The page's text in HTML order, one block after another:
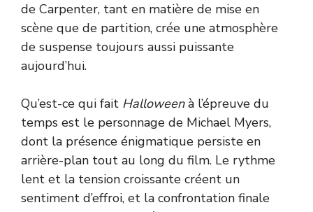
de Carpenter, tant en matière de mise en
scène que de partition, crée une atmosphère
de suspense toujours aussi puissante
aujourd’hui.
Qu’est-ce qui fait Halloweenà l’épreuve du
temps est le personnage de Michael Myers,
dont la présence énigmatique persiste en
arrière-plan tout au long du film. Le rythme
lent et la tension croissante créent un
sentiment d’effroi, et la confrontation finale